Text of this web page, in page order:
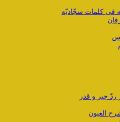
فی کلمات سجّادیّه
ردّ جبر و قدر
العیون